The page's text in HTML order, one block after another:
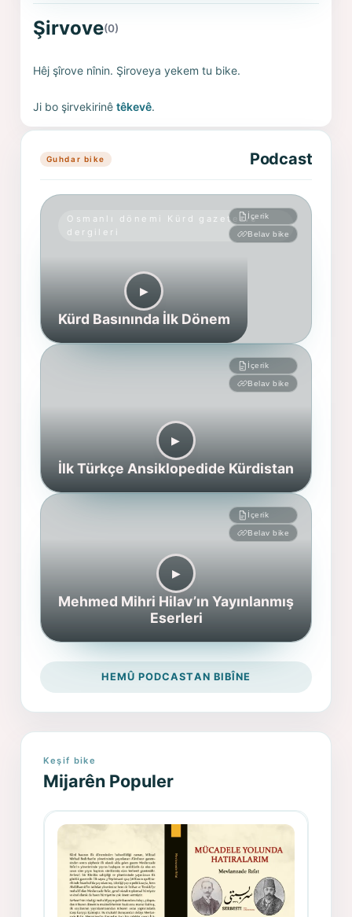
Şirvove(0)
Hêj şîrove nînin. Şiroveya yekem tu bike.
Ji bo şirvekirinêtêkevê.
Guhdar bike Podcast
Osmanlı dönemi Kürd gazete ve
dergileri
İçerik
Belav bike
▶︎
Kürd Basınında İlk Dönem
İçerik
Belav bike
▶︎
İlk Türkçe Ansiklopedide Kürdistan
İçerik
Belav bike
▶︎
Mehmed Mihri Hilav’ın Yayınlanmış
Eserleri
HEMÛ PODCASTAN BIBÎNE
Keşif bike
Mijarên Populer